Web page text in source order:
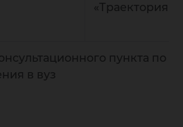
«Траектория
пункта по
в вуз